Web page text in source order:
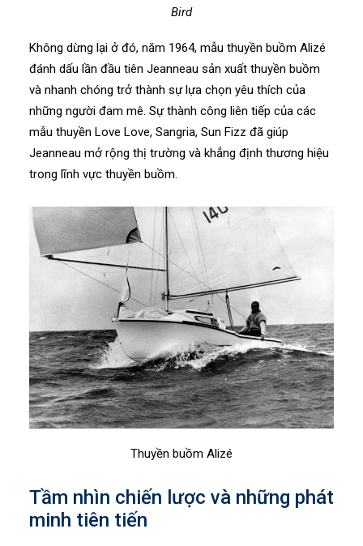
Bird
Không dừng lại ở đó, năm 1964, mẫu thuyền buồm Alizé
đánh dấu lần đầu tiên Jeanneau sản xuất thuyền buồm
và nhanh chóng trở thành sự lựa chọn yêu thích của
những người đam mê. Sự thành công liên tiếp của các
mẫu thuyền Love Love, Sangria, Sun Fizz đã giúp
Jeanneau mở rộng thị trường và khẳng định thương hiệu
trong lĩnh vực thuyền buồm.
Thuyền buồm Alizé
Tầm nhìn chiến lược và những phát
minh tiên tiến